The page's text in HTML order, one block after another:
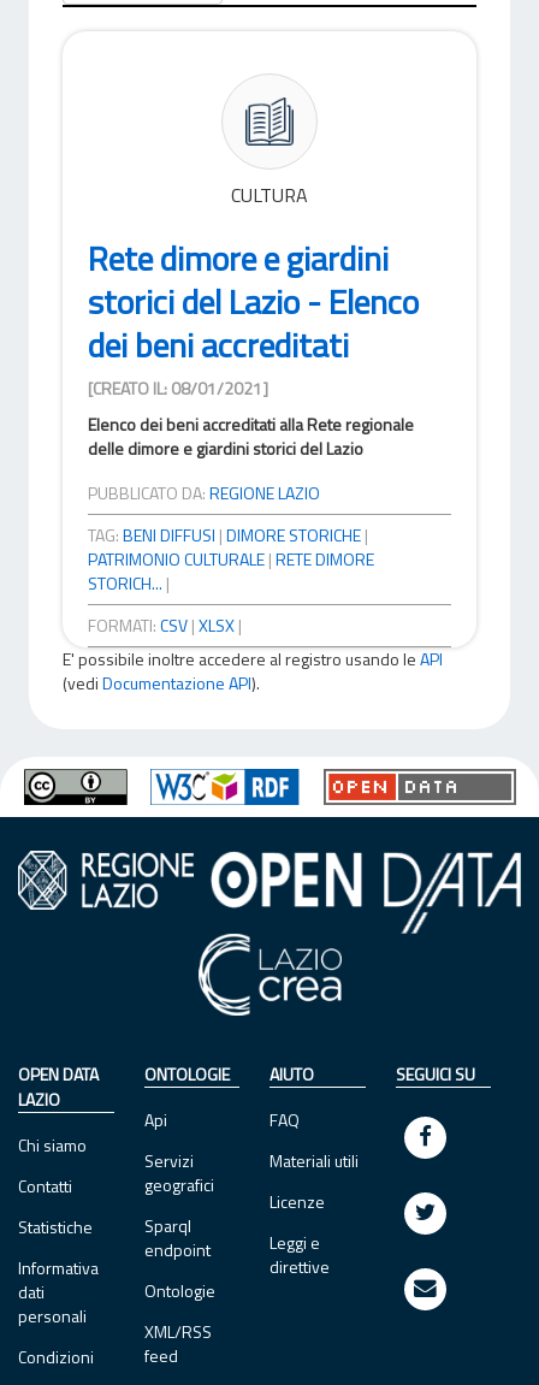
CULTURA
Rete dimore e giardini
storici del Lazio - Elenco
dei beni accreditati
[CREATO IL: 08/01/2021]
Elenco dei beni accreditati alla Rete regionale
delle dimore e giardini storici del Lazio
PUBBLICATO DA:REGIONE LAZIO
TAG:BENI DIFFUSI |DIMORE STORICHE|
PATRIMONIO CULTURALE|RETE DIMORE
STORICH... |
FORMATI:CSV|XLSX|
E' possibile inoltre accedere al registro usando leAPI
(vediDocumentazione API).
OPEN DATA
LAZIO
Chi siamo
Contatti
Statistiche
Informativa
dati
personali
Condizioni
ONTOLOGIE
Api
Servizi
geografici
Sparql
endpoint
Ontologie
XML/RSS
feed
AIUTO
FAQ
Materiali utili
Licenze
Leggi e
direttive
SEGUICI SU